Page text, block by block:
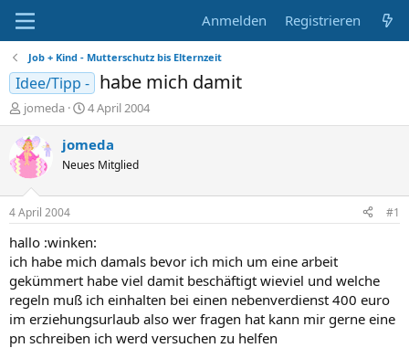
Anmelden Registrieren
Job + Kind - Mutterschutz bis Elternzeit
Idee/Tipp - habe mich damit
E
r
s
t
e
r
jomeda
E
r
s
e
t
a
m
4 April 2004
jomeda
Neues Mitglied
4 April 2004 #1
hallo :winken:
ich habe mich damals bevor ich mich um eine arbeit
gekümmert habe viel damit beschäftigt wieviel und welche
regeln muß ich einhalten bei einen nebenverdienst 400 euro
im erziehungsurlaub also wer fragen hat kann mir gerne eine
pn schreiben ich werd versuchen zu helfen